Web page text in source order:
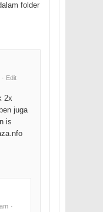
folder
· Edit
2x
juga
is
·